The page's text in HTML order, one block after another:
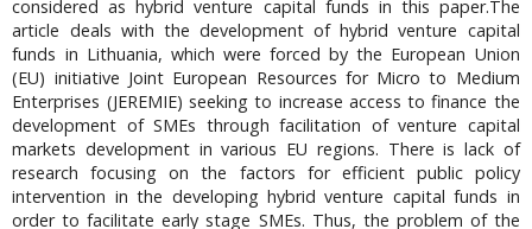
considered as hybrid venture capital funds in this paper.The
article deals with the development of hybrid venture capital
funds in Lithuania, which were forced by the European Union
(EU) initiative Joint European Resources for Micro to Medium
Enterprises (JEREMIE) seeking to increase access to finance the
development of SMEs through facilitation of venture capital
markets development in various EU regions. There is lack of
research focusing on the factors for efficient public policy
intervention in the developing hybrid venture capital funds in
order to facilitate early stage SMEs. Thus, the problem of the